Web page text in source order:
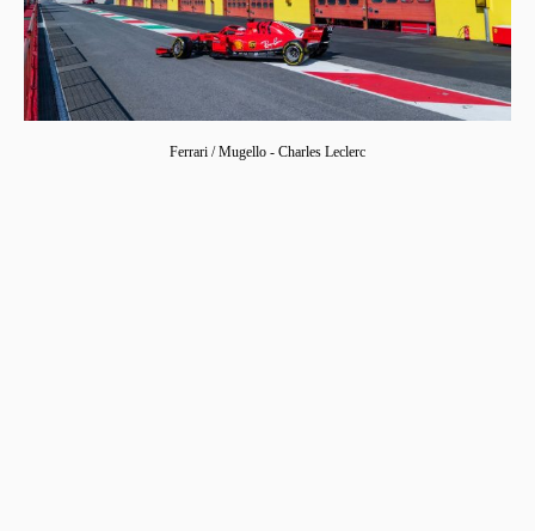
Ferrari / Mugello - Charles Leclerc